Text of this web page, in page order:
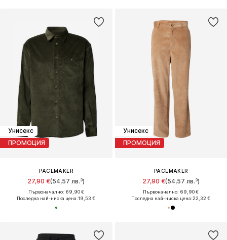
Унисекс
ПРОМОЦИЯ
PACEMAKER
27,90 €(54,57 лв.³)
Първоначално: 69,90 €
Последна най-ниска цена:19,53 €
Унисекс
ПРОМОЦИЯ
PACEMAKER
27,90 €(54,57 лв.³)
Първоначално: 69,90 €
Последна най-ниска цена:22,32 €